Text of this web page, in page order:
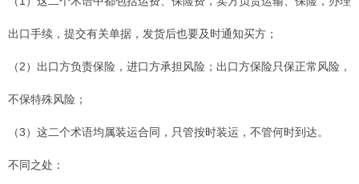
出口手续，提交有关单据，发货后也要及时通知买方；
（2）出口方负责保险，进口方承担风险；出口方保险只保正常风险，
不保特殊风险；
（3）这二个术语均属装运合同，只管按时装运，不管何时到达。
不同之处：